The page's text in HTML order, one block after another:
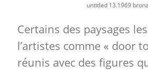
untitled 13.1969
Certains des paysages
l’artistes comme « door
réunis avec des figures